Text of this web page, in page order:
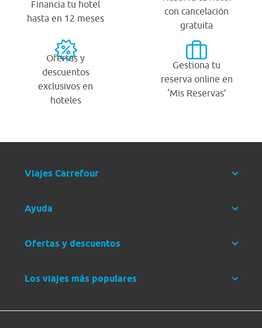
Financia tu hotel
hasta en 12 meses
con cancelación
gratuita
Ofertas y
descuentos
exclusivos en
hoteles
Gestiona tu
reserva online en
‘Mis Reservas’
Viajes Carrefour
Ayuda
Ofertas y descuentos
Los viajes más populares